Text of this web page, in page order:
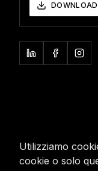
©2026 Marzo
Utilizziamo
cookie o solo